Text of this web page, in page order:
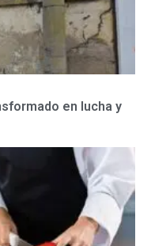
en lucha y